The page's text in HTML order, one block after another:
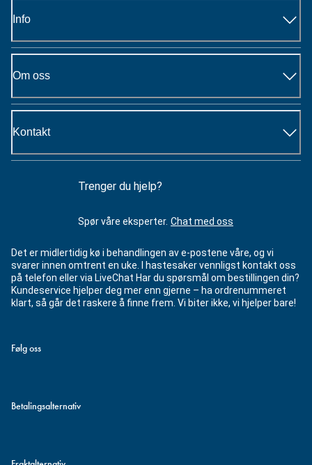
Info
Om oss
Kontakt
Trenger du hjelp?
Spør våre eksperter. Chat med oss
Det er midlertidig kø i behandlingen av e-postene våre, og vi
svarer innen omtrent en uke. I hastesaker vennligst kontakt oss
på telefon eller via LiveChat Har du spørsmål om bestillingen din?
Kundeservice hjelper deg mer enn gjerne – ha ordrenummeret
klart, så går det raskere å finne frem. Vi biter ikke, vi hjelper bare!
Følg oss
Betalingsalternativ